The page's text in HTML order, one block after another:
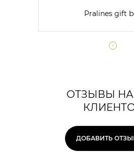
Pralines gift
ОТЗЫВЫ
ДОБАВИТЬ